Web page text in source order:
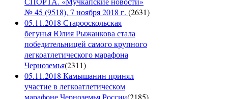
№ 45 (9518), 7 ноября 2018 г. (2631)
05.11.2018 Старооскольская
бегунья Юлия Рыжанкова стала
победительницей самого крупного
легкоатлетического марафона
Черноземья(2311)
05.11.2018 Камышанин принял
участие в легкоатлетическом